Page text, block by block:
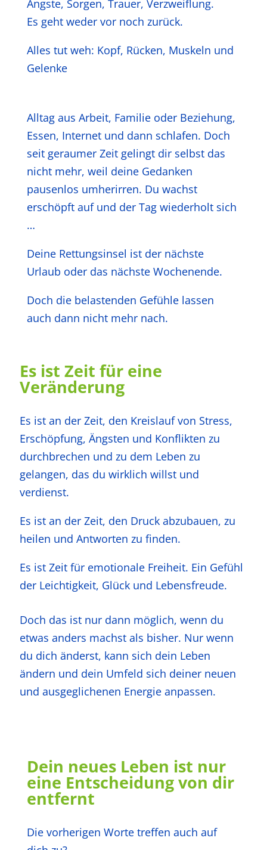
Ängste, Sorgen, Trauer, Verzweiflung.
Es geht weder vor noch zurück.
Alles tut weh: Kopf, Rücken, Muskeln und
Gelenke
Alltag aus Arbeit, Familie oder Beziehung,
Essen, Internet und dann schlafen. Doch
seit geraumer Zeit gelingt dir selbst das
nicht mehr, weil deine Gedanken
pausenlos umherirren. Du wachst
erschöpft auf und der Tag wiederholt sich
…
Deine Rettungsinsel ist der nächste
Urlaub oder das nächste Wochenende.
Doch die belastenden Gefühle lassen
auch dann nicht mehr nach.
Es ist Zeit für eine
Veränderung
Es ist an der Zeit, den Kreislauf von Stress,
Erschöpfung, Ängsten und Konflikten zu
durchbrechen und zu dem Leben zu
gelangen, das du wirklich willst und
verdienst.
Es ist an der Zeit, den Druck abzubauen, zu
heilen und Antworten zu finden.
Es ist Zeit für emotionale Freiheit. Ein Gefühl
der Leichtigkeit, Glück und Lebensfreude.
Doch das ist nur dann möglich, wenn du
etwas anders machst als bisher. Nur wenn
du dich änderst, kann sich dein Leben
ändern und dein Umfeld sich deiner neuen
und ausgeglichenen Energie anpassen.
Dein neues Leben ist nur
eine Entscheidung von dir
entfernt
Die vorherigen Worte treffen auch auf